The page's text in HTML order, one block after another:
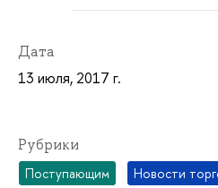
Дата
13 июля, 2017 г.
Рубрики
Поступающим Новости